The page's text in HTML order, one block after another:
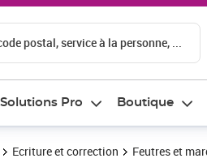
postal, service à la personne, ...
Solutions Pro Boutique
Ecriture et correction Feutres et